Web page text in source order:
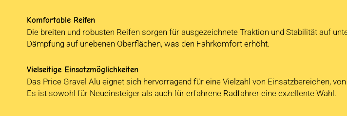
Komfortable Reifen
Die breiten und robusten Reifen sorgen für ausgezeichnete Traktion und Stabilität auf
Dämpfung auf unebenen Oberflächen, was den Fahrkomfort erhöht.
Vielseitige Einsatzmöglichkeiten
Das Price Gravel Alu eignet sich hervorragend für eine Vielzahl von Einsatzbereichen,
Es ist sowohl für Neueinsteiger als auch für erfahrene Radfahrer eine exzellente Wahl.